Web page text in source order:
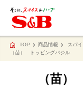
TOP 商品情報 スパ
（苗） トッピングバジル
（苗